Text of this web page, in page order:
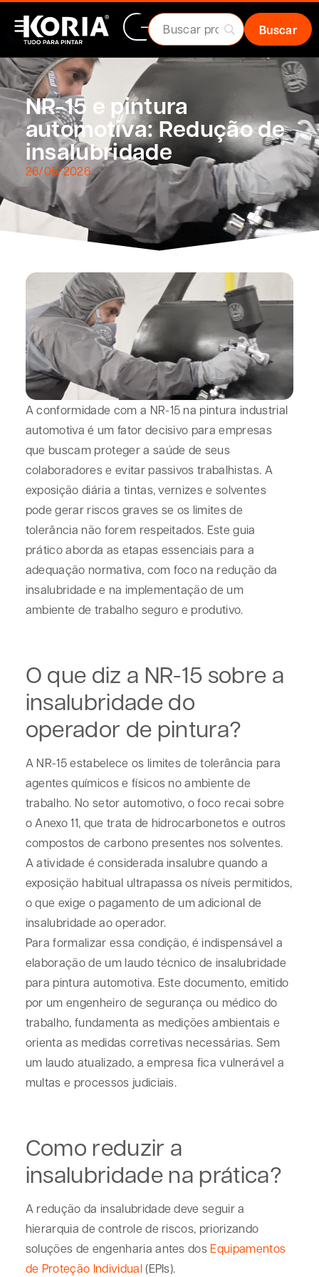
NR-15 e pintura
automotiva: Redução de
insalubridade
26/05/2026
A conformidade com a NR-15 na pintura industrial
automotiva é um fator decisivo para empresas
que buscam proteger a saúde de seus
colaboradores e evitar passivos trabalhistas. A
exposição diária a tintas, vernizes e solventes
pode gerar riscos graves se os limites de
tolerância não forem respeitados. Este guia
prático aborda as etapas essenciais para a
adequação normativa, com foco na redução da
insalubridade e na implementação de um
ambiente de trabalho seguro e produtivo.
O que diz a NR-15 sobre a
insalubridade do
operador de pintura?
A NR-15 estabelece os limites de tolerância para
agentes químicos e físicos no ambiente de
trabalho. No setor automotivo, o foco recai sobre
o Anexo 11, que trata de hidrocarbonetos e outros
compostos de carbono presentes nos solventes.
A atividade é considerada insalubre quando a
exposição habitual ultrapassa os níveis permitidos,
o que exige o pagamento de um adicional de
insalubridade ao operador.
Para formalizar essa condição, é indispensável a
elaboração de um laudo técnico de insalubridade
para pintura automotiva. Este documento, emitido
por um engenheiro de segurança ou médico do
trabalho, fundamenta as medições ambientais e
orienta as medidas corretivas necessárias. Sem
um laudo atualizado, a empresa fica vulnerável a
multas e processos judiciais.
Como reduzir a
insalubridade na prática?
A redução da insalubridade deve seguir a
hierarquia de controle de riscos, priorizando
soluções de engenharia antes dos Equipamentos
de Proteção Individual(EPIs).